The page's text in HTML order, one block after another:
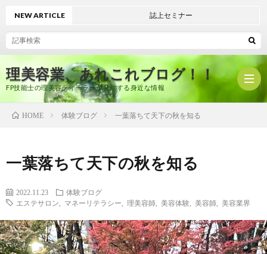
理美容業、あれこれブログ！！
FP技能士の理美容ディーラーが発信する身近な情報
ム
フ
限
美
NEW ARTICLE 誌上セミナー
HOME 体験ブログ 一葉落ちて天下の秋を知る
一葉落ちて天下の秋を知る
2022.11.23
体験ブログ
エステサロン
マネーリテラシー 理美容師 美容体験 美容師 美容業界